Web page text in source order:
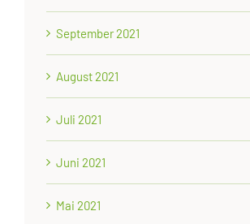
September 2021
August 2021
Juli 2021
Juni 2021
Mai 2021